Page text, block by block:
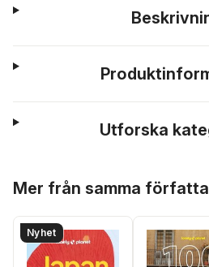
Utforska
Mer från samma
Nyhet